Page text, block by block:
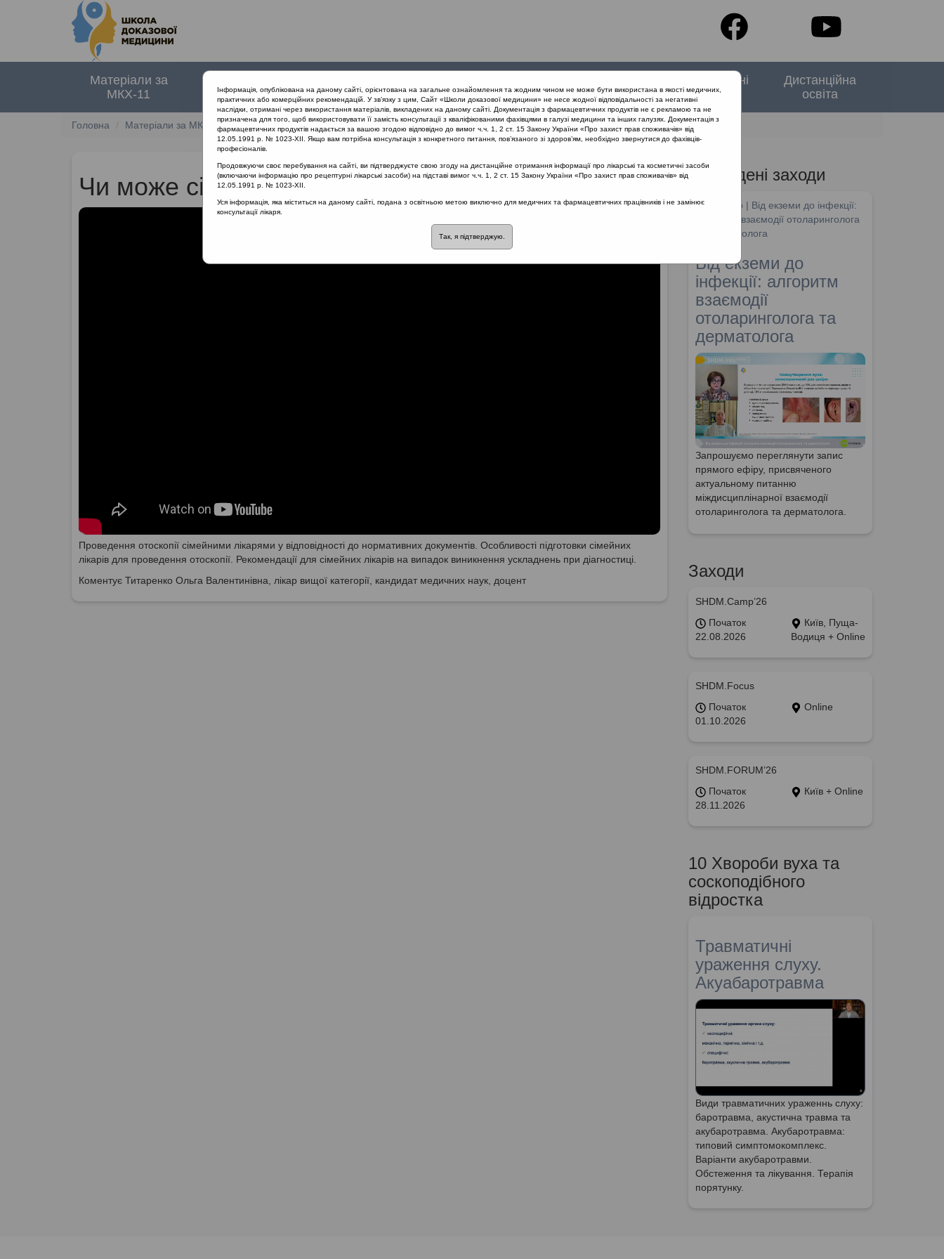
Матеріали за
МКХ-11
документи
заходи
проекту
Спеціальні
випуски
Дистанційна
освіта
Головна Матеріали за МКХ-11 10 Хвороби вуха та соскоподібного відростка Чи може сімейний лікар проводити отоскопію?
Чи може сімейний лікар проводити отоскопію?
Проведення отоскопії сімейними лікарями у відповідності до нормативних документів. Особливості підготовки сімейних
лікарів для проведення отоскопії. Рекомендації для сімейних лікарів на випадок виникнення ускладнень при діагностиці.
Коментує Титаренко Ольга Валентинівна, лікар вищої категорії, кандидат медичних наук, доцент
Проведені заходи
SHDM.info | Від екземи до інфекції:
алгоритм взаємодії отоларинголога
та дерматолога
Від екземи до
інфекції: алгоритм
взаємодії
отоларинголога та
дерматолога
Запрошуємо переглянути запис
прямого ефіру, присвяченого
актуальному питанню
міждисциплінарної взаємодії
отоларинголога та дерматолога.
Заходи
SHDM.Camp’26
Початок
22.08.2026
Київ, Пуща-
Водиця + Online
SHDM.Focus
Початок
01.10.2026
Online
SHDM.FORUM’26
Початок
28.11.2026
Київ + Online
10 Хвороби вуха та
соскоподібного
відростка
Травматичні
ураження слуху.
Акуабаротравма
Види травматичних ураженнь слуху:
баротравма, акустична травма та
акубаротравма. Акубаротравма:
типовий симптомокомплекс.
Варіанти акубаротравми.
Обстеження та лікування. Терапія
порятунку.
Інформація, опублікована на даному сайті, орієнтована на загальне ознайомлення та жодним чином не може бути використана в якості медичних,
практичних або комерційних рекомендацій. У зв’язку з цим, Сайт «Школи доказової медицини» не несе жодної відповідальності за негативні
наслідки, отримані через використання матеріалів, викладених на даному сайті. Документація з фармацевтичних продуктів не є рекламою та не
призначена для того, щоб використовувати її замість консультації з кваліфікованими фахівцями в галузі медицини та інших галузях. Документація з
фармацевтичних продуктів надається за вашою згодою відповідно до вимог ч.ч. 1, 2 ст. 15 Закону України «Про захист прав споживачів» від
12.05.1991 р. № 1023-XII. Якщо вам потрібна консультація з конкретного питання, пов’язаного зі здоров’ям, необхідно звернутися до фахівців-
професіоналів.
Продовжуючи своє перебування на сайті, ви підтверджуєте свою згоду на дистанційне отримання інформації про лікарські та косметичні засоби
(включаючи інформацію про рецептурні лікарські засоби) на підставі вимог ч.ч. 1, 2 ст. 15 Закону України «Про захист прав споживачів» від
12.05.1991 р. № 1023-XII.
Уся інформація, яка міститься на даному сайті, подана з освітньою метою виключно для медичних та фармацевтичних працівників і не замінює
консультації лікаря.
Так, я підтверджую.